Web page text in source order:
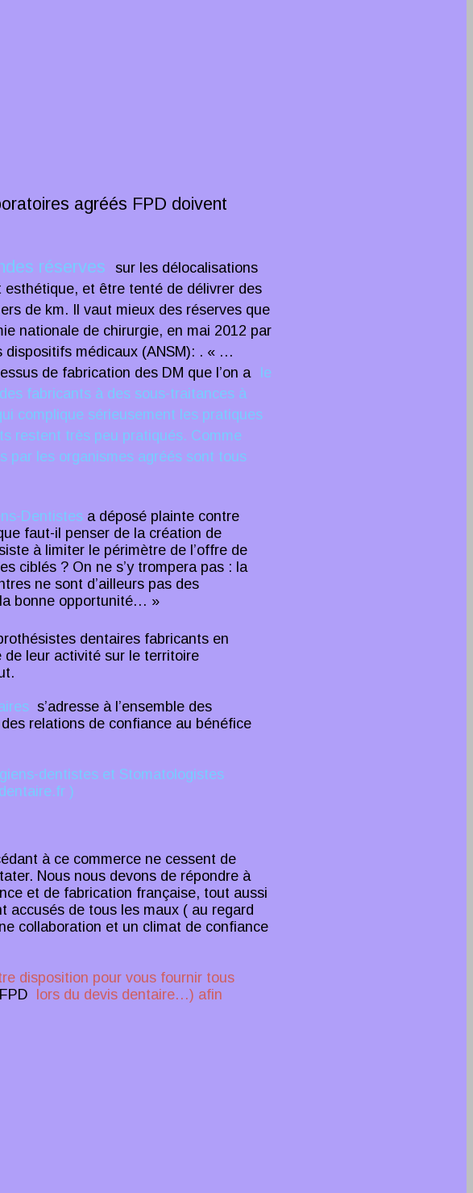
agréés FPD doivent
réserves
sur les délocalisations
et être tenté de délivrer des
de km. Il vaut mieux des réserves que
nationale de chirurgie, en mai 2012 par
médicaux (ANSM): . « …
de fabrication des DM que l’on a
le
fabricants à des sous-traitances à
complique sérieusement les pratiques
restent très peu pratiqués. Comme
par les organismes agréés sont tous
Dentistes a déposé plainte contre
faut-il penser de la création de
à limiter le périmètre de l’offre de
ciblés ? On ne s’y trompera pas : la
ne sont d’ailleurs pas des
bonne opportunité… »
dentaires fabricants en
de leur activité sur le territoire
s’adresse à l’ensemble des
relations de confiance au bénéfice
dentistes et Stomatologistes
)
à ce commerce ne cessent de
Nous nous devons de répondre à
et de fabrication française, tout aussi
accusés de tous les maux ( au regard
collaboration et un climat de confiance
disposition pour vous fournir tous
FPD
lors du devis dentaire…) afin